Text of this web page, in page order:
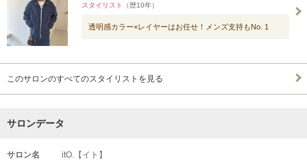
スタイリスト
（歴10年）
透明感カラー×レイヤーはお任せ！メンズ支持もNo. 1
このサロンのすべてのスタイリストを見る
サロンデータ
サロン名
itO.【イト】